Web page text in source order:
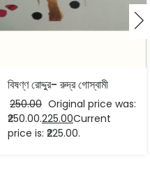
বিষণ্ণ রোদ্দুর- রুদ্র গোস্বামী
250.00 Original price was:
₹250.00.225.00Current
price is: ₹225.00.